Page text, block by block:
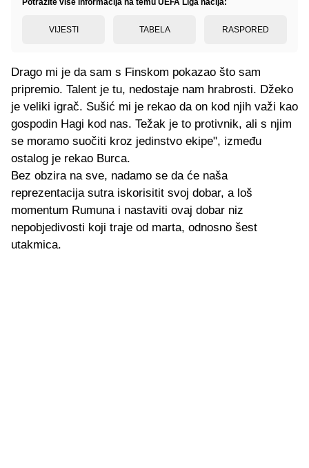
VIJESTI TABELA RASPORED
Drago mi je da sam s Finskom pokazao što sam
pripremio. Talent je tu, nedostaje nam hrabrosti. Džeko
je veliki igrač. Sušić mi je rekao da on kod njih važi kao
gospodin Hagi kod nas. Težak je to protivnik, ali s njim
se moramo suočiti kroz jedinstvo ekipe", između
ostalog je rekao Burca.
Bez obzira na sve, nadamo se da će naša
reprezentacija sutra iskorisitit svoj dobar, a loš
momentum Rumuna i nastaviti ovaj dobar niz
nepobjedivosti koji traje od marta, odnosno šest
utakmica.